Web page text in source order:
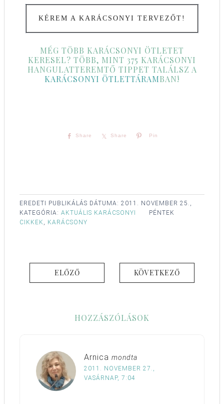
KÉREM A KARÁCSONYI TERVEZŐT!
MÉG TÖBB KARÁCSONYI ÖTLETET
KERESEL? TÖBB, MINT 375 KARÁCSONYI
HANGULATTEREMTŐ TIPPET TALÁLSZ A
KARÁCSONYI ÖTLETTÁRAMBAN!
Share Share Pin
EREDETI PUBLIKÁLÁS DÁTUMA: 2011. NOVEMBER 25.,
PÉNTEK
KATEGÓRIA: AKTUÁLIS KARÁCSONYI
CIKKEK , KARÁCSONY
ELŐZŐ KÖVETKEZŐ
HOZZÁSZÓLÁSOK
Arnica mondta
2011. NOVEMBER 27.,
VASÁRNAP, 7:04